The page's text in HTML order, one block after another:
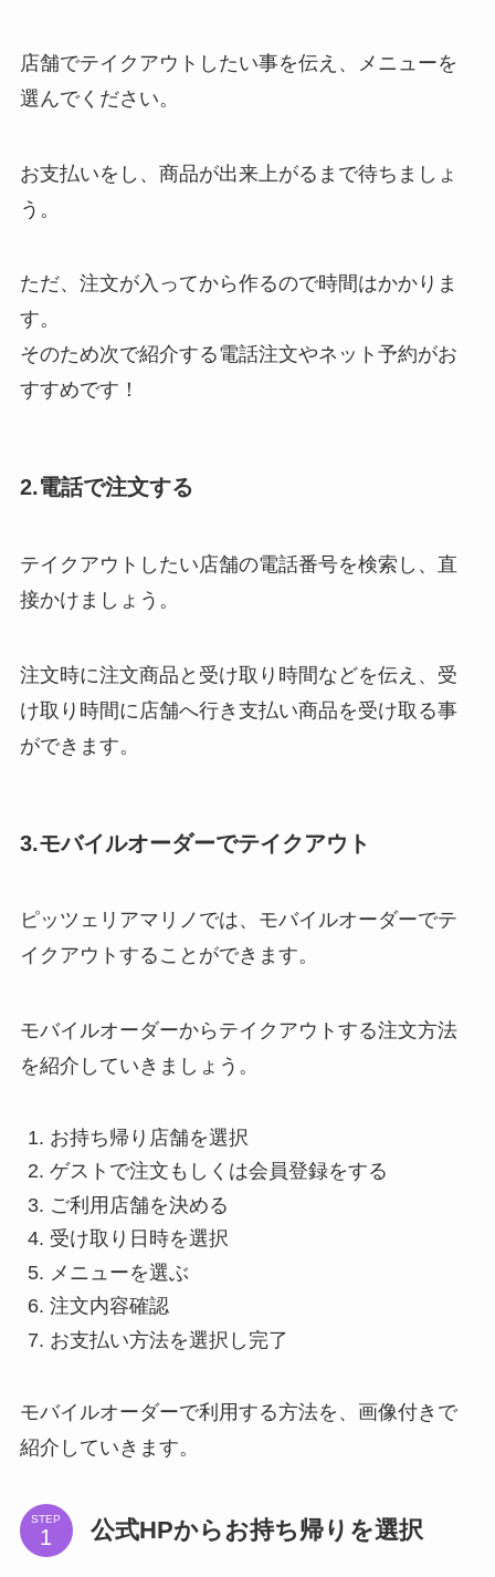
店舗でテイクアウトしたい事を伝え、メニューを
選んでください。
お支払いをし、商品が出来上がるまで待ちましょ
う。
ただ、注文が入ってから作るので時間はかかりま
す。
そのため次で紹介する電話注文やネット予約がお
すすめです！
2.電話で注文する
テイクアウトしたい店舗の電話番号を検索し、直
接かけましょう。
注文時に注文商品と受け取り時間などを伝え、受
け取り時間に店舗へ行き支払い商品を受け取る事
ができます。
3.モバイルオーダーでテイクアウト
ピッツェリアマリノでは、モバイルオーダーでテ
イクアウトすることができます。
モバイルオーダーからテイクアウトする注文方法
を紹介していきましょう。
お持ち帰り店舗を選択
ゲストで注文もしくは会員登録をする
ご利用店舗を決める
受け取り日時を選択
メニューを選ぶ
注文内容確認
お支払い方法を選択し完了
モバイルオーダーで利用する方法を、画像付きで
紹介していきます。
STEP 公式HPからお持ち帰りを選択